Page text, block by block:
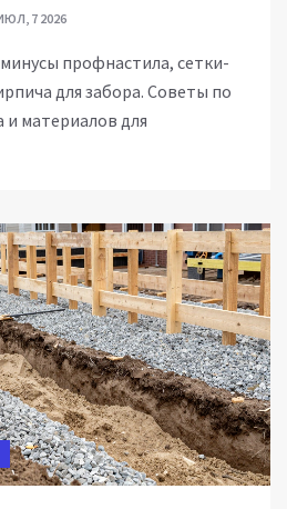
7 2026
профнастила, сетки-
для забора. Советы по
материалов для